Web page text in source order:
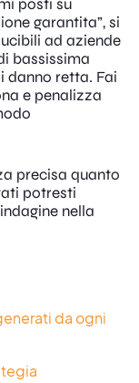
posti su
garantita”, si
ad aziende
bassissima
danno retta. Fai
e penalizza
precisa quanto
potresti
nella
da ogni